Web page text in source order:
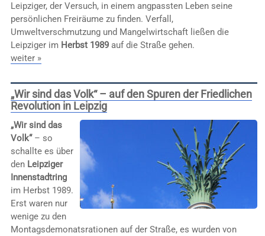
Leipziger, der Versuch, in einem angpassten Leben seine
persönlichen Freiräume zu finden. Verfall,
Umweltverschmutzung und Mangelwirtschaft ließen die
Leipziger im Herbst 1989auf die Straße gehen.
weiter »
„Wir sind das Volk“ – auf den Spuren der Friedlichen
Revolution in Leipzig
„Wir sind das
Volk“– so
schallte es über
den Leipziger
Innenstadtring
im Herbst 1989.
Erst waren nur
wenige zu den
Montagsdemonatsrationen auf der Straße, es wurden von